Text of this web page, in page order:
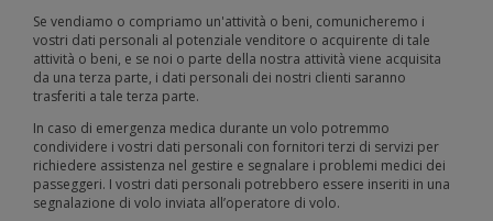
Se vendiamo o compriamo un'attività o beni, comunicheremo i
vostri dati personali al potenziale venditore o acquirente di tale
attività o beni, e se noi o parte della nostra attività viene acquisita
da una terza parte, i dati personali dei nostri clienti saranno
trasferiti a tale terza parte.
In caso di emergenza medica durante un volo potremmo
condividere i vostri dati personali con fornitori terzi di servizi per
richiedere assistenza nel gestire e segnalare i problemi medici dei
passeggeri. I vostri dati personali potrebbero essere inseriti in una
segnalazione di volo inviata all’operatore di volo.